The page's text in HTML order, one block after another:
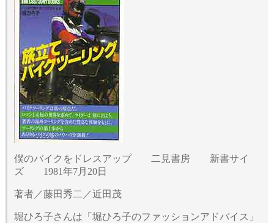
僕のバイクをドレスアップ 二見書房 新書サイ
ズ 1981年7月20日
著者／藤田秀二／近田茂
堀ひろ子さんは「堀ひろ子のファッションアドバイス」